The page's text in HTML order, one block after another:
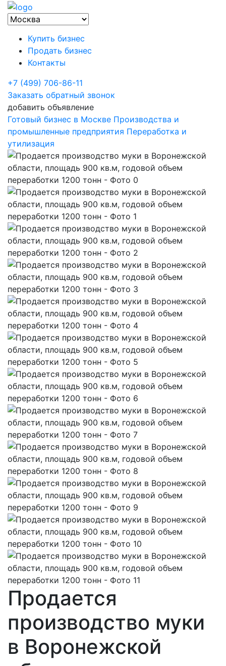
Купить бизнес
Продать бизнес
Контакты
+7 (499) 706-86-11
Заказать обратный звонок
добавить объявление
Готовый бизнес в Москве Производства и
промышленные предприятия Переработка и
утилизация
Продается
производство муки
в Воронежской